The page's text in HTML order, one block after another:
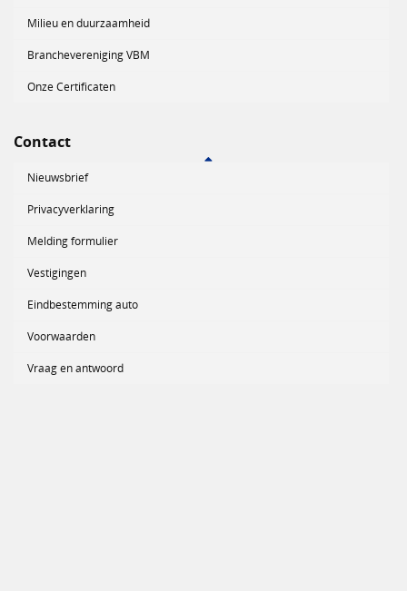
Milieu en duurzaamheid
Branchevereniging VBM
Onze Certificaten
Contact
Nieuwsbrief
Privacyverklaring
Melding formulier
Vestigingen
Eindbestemming auto
Voorwaarden
Vraag en antwoord